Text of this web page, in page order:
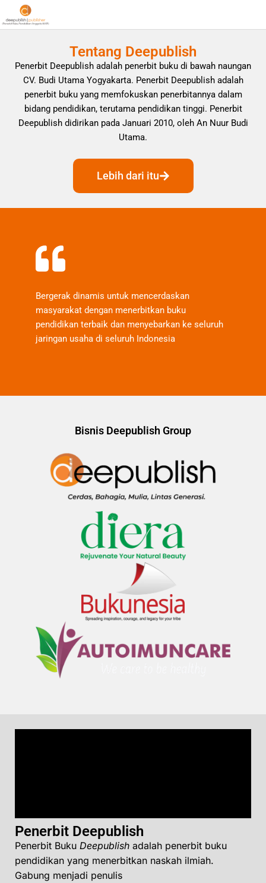
Tentang Deepublish
Penerbit Deepublish adalah penerbit buku di bawah naungan
CV. Budi Utama Yogyakarta. Penerbit Deepublish adalah
penerbit buku yang memfokuskan penerbitannya dalam
bidang pendidikan, terutama pendidikan tinggi. Penerbit
Deepublish didirikan pada Januari 2010, oleh An Nuur Budi
Utama.
Lebih dari itu
Bergerak dinamis untuk mencerdaskan
masyarakat dengan menerbitkan buku
pendidikan terbaik dan menyebarkan ke seluruh
jaringan usaha di seluruh Indonesia
Bisnis Deepublish Group
Penerbit Deepublish
Penerbit Buku Deepublish adalah penerbit buku
pendidikan yang menerbitkan naskah ilmiah.
Gabung menjadi penulis